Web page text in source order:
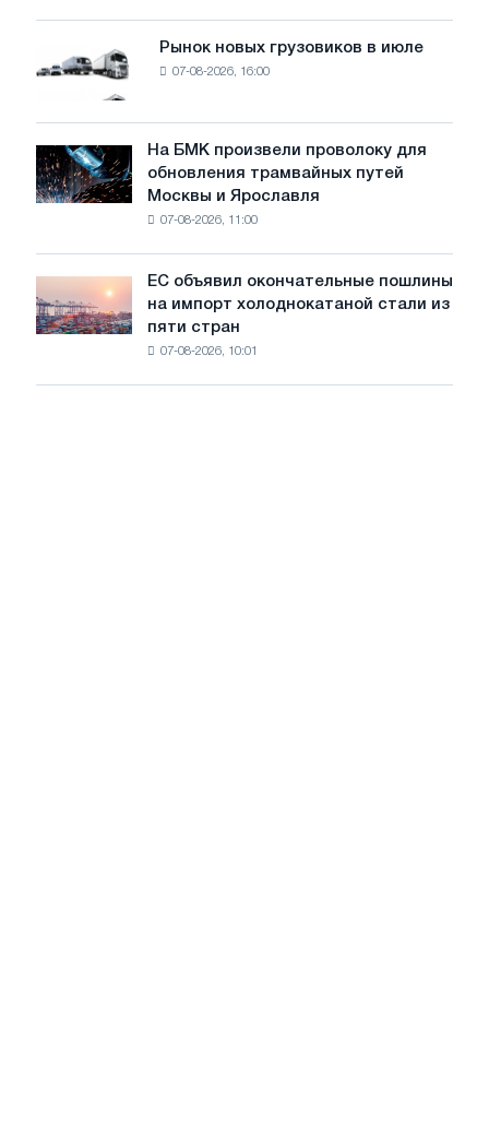
достижения
целей
обезуглероживания
Рынок
новых
грузовиков
в
июле
Рынок новых грузовиков в июле
07-08-2026, 16:00
На
БМК
произвели
трамвайных
путей
Москвы
Ярославля
На БМК произвели проволоку для
обновления трамвайных путей
Москвы и Ярославля
07-08-2026, 11:00
объявил
окончательные
ЕС объявил окончательные пошлины
на импорт холоднокатаной стали из
пяти стран
07-08-2026, 10:01